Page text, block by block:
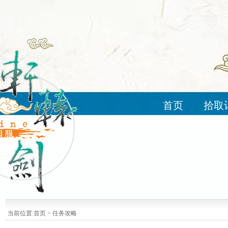
首页 拾取
当前位置:首页 > 任务攻略